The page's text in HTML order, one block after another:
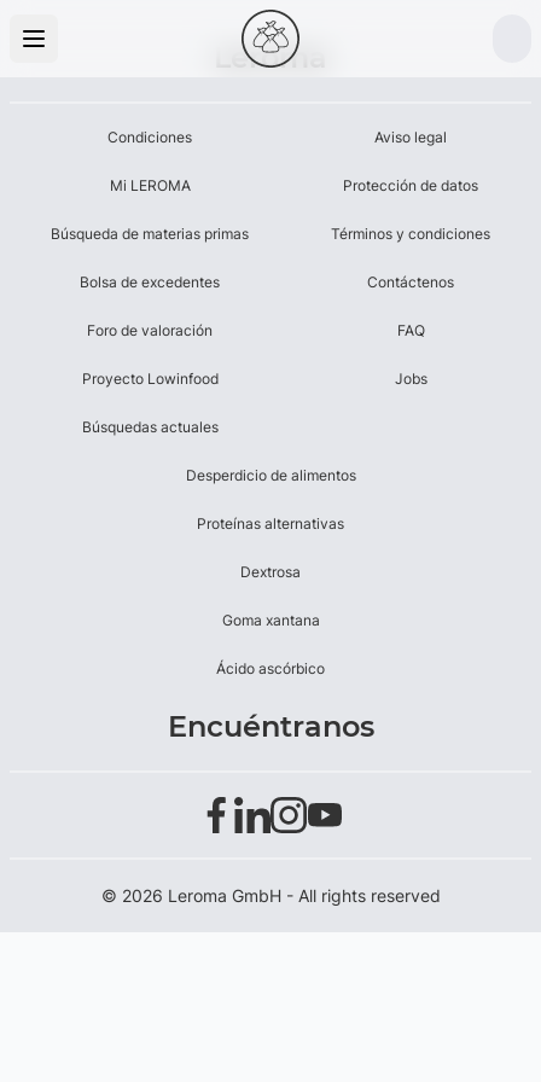
Leroma
Condiciones
Mi LEROMA
Búsqueda de materias primas
Bolsa de excedentes
Foro de valoración
Proyecto Lowinfood
Búsquedas actuales
Aviso legal
Protección de datos
Términos y condiciones
Contáctenos
FAQ
Jobs
Desperdicio de alimentos
Proteínas alternativas
Dextrosa
Goma xantana
Ácido ascórbico
Encuéntranos
© 2026 Leroma GmbH - All rights reserved